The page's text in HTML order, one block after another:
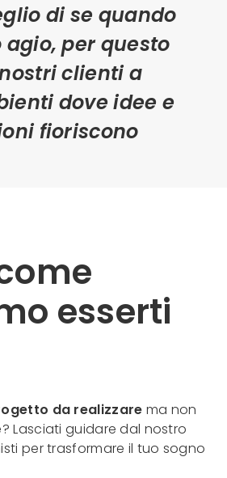
di se quando
agio, per questo
clienti a
dove idee e
fioriscono
esserti
da realizzare ma non
Lasciati guidare dal nostro
per trasformare il tuo sogno